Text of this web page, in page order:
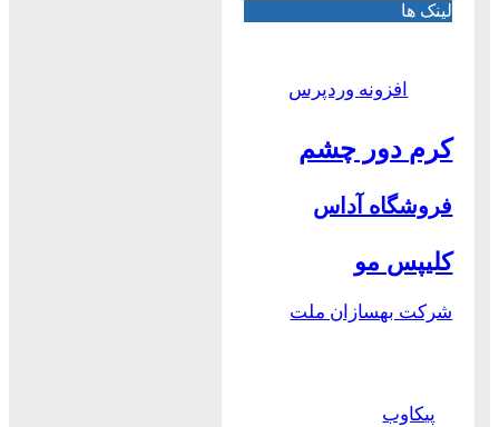
لینک ها
افزونه وردپرس
کرم دور چشم
فروشگاه آداس
کلیپس مو
شرکت بهسازان ملت
پیکاوب